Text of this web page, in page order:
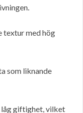
textur med hög
som liknande
giftighet, vilket